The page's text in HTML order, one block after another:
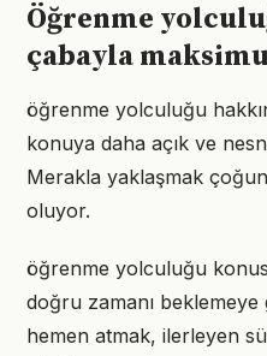
Öğrenme
çabayla
öğrenme yolculuğu
konuya daha açık ve
Merakla yaklaşmak
oluyor.
öğrenme yolculuğu
doğru zamanı
hemen atmak, ilerleyen